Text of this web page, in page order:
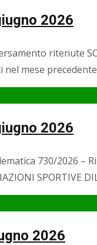
2026
mese
2026
730/2026 –
SPORTIVE
2026